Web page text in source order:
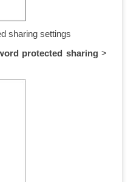
sharing settings
protected sharing>